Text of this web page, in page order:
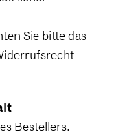
Sie bitte das
Bestellers.